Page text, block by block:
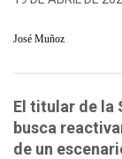
José Muñoz
El titular de la
busca
de un